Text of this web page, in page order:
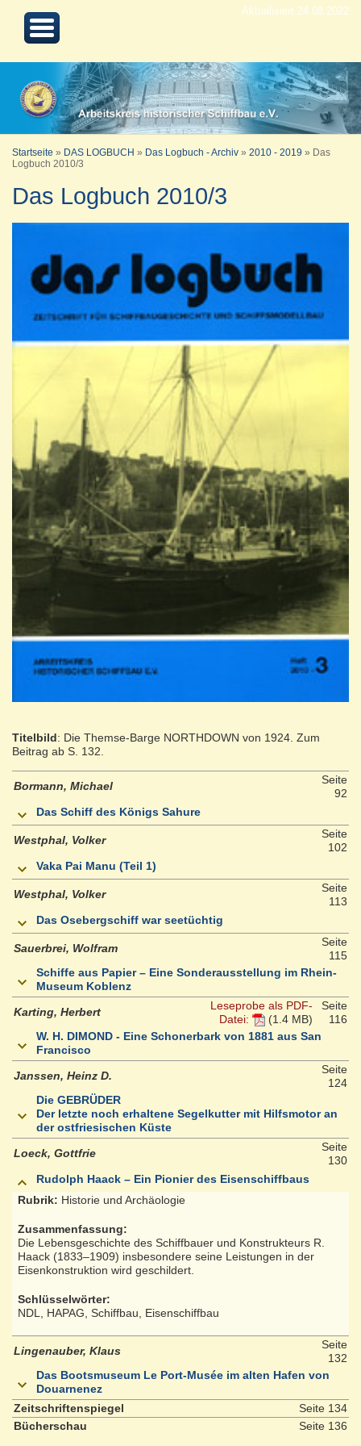
Aktualisiert 24.08.2022
Startseite » DAS LOGBUCH » Das Logbuch - Archiv » 2010 - 2019 »
Das
Logbuch 2010/3
Das Logbuch 2010/3
Titelbild: Die Themse-Barge NORTHDOWN von 1924. Zum
Beitrag ab S. 132.
Bormann, Michael
Seite
92
Das Schiff des Königs Sahure
Westphal, Volker
Seite
102
Vaka Pai Manu (Teil 1)
Westphal, Volker
Seite
113
Das Osebergschiff war seetüchtig
Sauerbrei, Wolfram
Seite
115
Schiffe aus Papier – Eine Sonderausstellung im Rhein-
Museum Koblenz
Karting, Herbert
Leseprobe als PDF-
Datei:
(1.4 MB)
Seite
116
W. H. DIMOND - Eine Schonerbark von 1881 aus San
Francisco
Janssen, Heinz D.
Seite
124
Die GEBRÜDER
Der letzte noch erhaltene Segelkutter mit Hilfsmotor an
der ostfriesischen Küste
Loeck, Gottfrie
Seite
130
Rudolph Haack – Ein Pionier des Eisenschiffbaus
Rubrik: Historie und Archäologie
Zusammenfassung:
Die Lebensgeschichte des Schiffbauer und Konstrukteurs R.
Haack (1833–1909) insbesondere seine Leistungen in der
Eisenkonstruktion wird geschildert.
Schlüsselwörter:
NDL, HAPAG, Schiffbau, Eisenschiffbau
Lingenauber, Klaus
Seite
132
Das Bootsmuseum Le Port-Musée im alten Hafen von
Douarnenez
Zeitschriftenspiegel
Seite 134
Bücherschau
Seite 136